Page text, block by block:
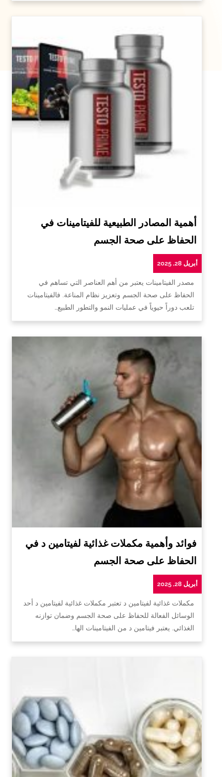
أهمية المصادر الطبيعية للفيتامينات في
الحفاظ على صحة الجسم
أبريل 28, 2025
مصدر الفيتامينات يعتبر من أهم العناصر التي تساهم في
الحفاظ على صحة الجسم وتعزيز نظام المناعة. فالفيتامينات
تلعب دوراً حيوياً في عمليات النمو والتطور الطبيع…
فوائد وأهمية مكملات غذائية لفيتامين د في
الحفاظ على صحة الجسم
أبريل 28, 2025
مكملات غذائية لفيتامين د تعتبر مكملات غذائية لفيتامين د أحد
الوسائل الفعالة للحفاظ على صحة الجسم وضمان توازنه
الغذائي. يعتبر فيتامين د من الفيتامينات الها…